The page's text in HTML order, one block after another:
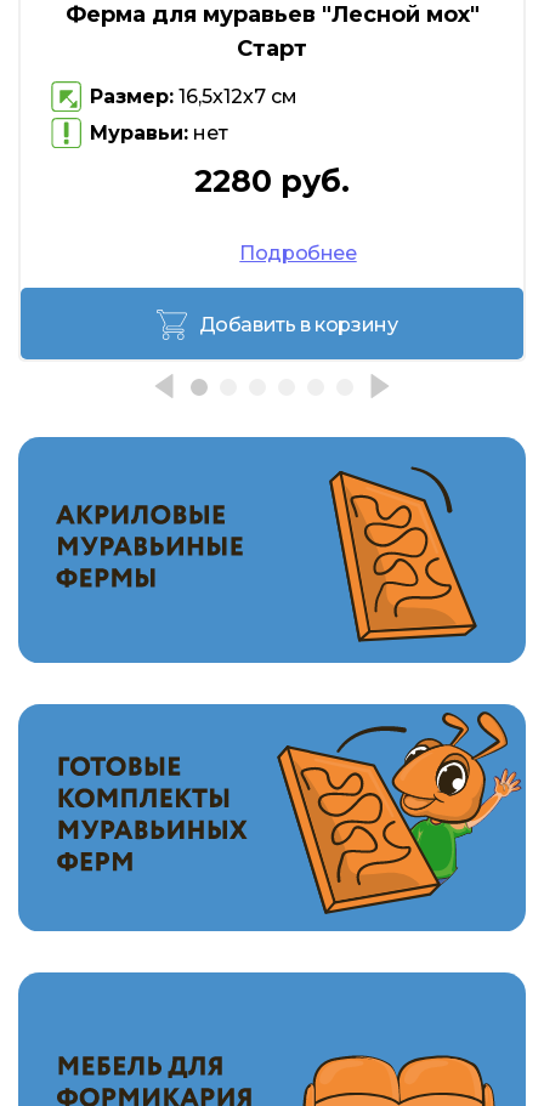
Ферма для муравьев "Лесной мох"
Старт
Размер: 16,5х12х7 см
Муравьи: нет
2280 руб.
Подробнее
Добавить в корзину